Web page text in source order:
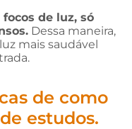
de luz, só
Dessa maneira,
mais saudável
de como
estudos.